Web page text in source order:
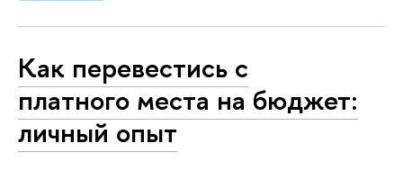
Как перевестись с
платного места на бюджет:
личный опыт